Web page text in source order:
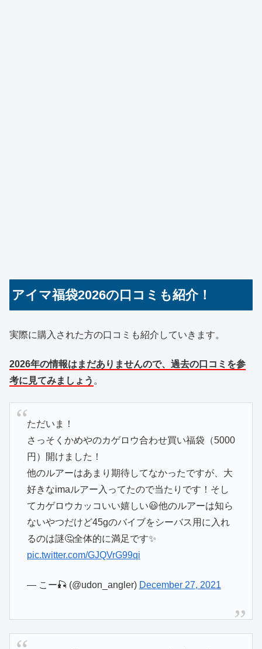
アイマ福袋2026の口コミも紹介！
実際に購入された方の口コミも紹介していきます。
2026年の情報はまだありませんので、過去の口コミを参
考に見てみましょう 。
ただいま！
さっそくかめやのカゲロウ合わせ買い福袋（5000
円）開けました！
他のルアーはあまり期待してなかったですが、大
好きなimaルアー入ってたので当たりです！そし
てカゲロウカッコいい嬉しい😃他のルアーは知ら
ないやつだけど45gのバイブをシーバス用に入れ
るのは謎🤔全体的に満足です✨
pic.twitter.com/GJQVrG99qi
— こー🎣 (@udon_angler) December 27, 2021